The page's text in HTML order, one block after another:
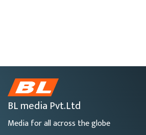
BL media Pvt.Ltd
Media for all across the globe